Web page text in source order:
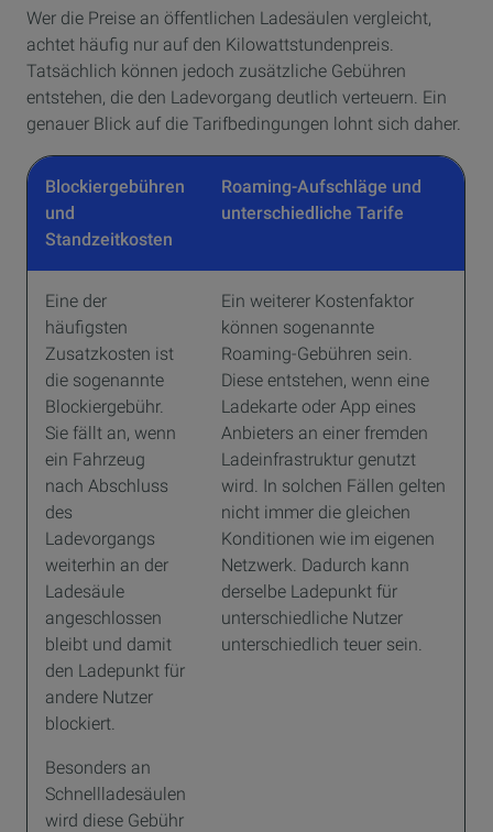
Wer die Preise an öffentlichen Ladesäulen vergleicht,
achtet häufig nur auf den Kilowattstundenpreis.
Tatsächlich können jedoch zusätzliche Gebühren
entstehen, die den Ladevorgang deutlich verteuern. Ein
genauer Blick auf die Tarifbedingungen lohnt sich daher.
Blockiergebühren
und
Standzeitkosten
Roaming-Aufschläge und
unterschiedliche Tarife
Eine der
häufigsten
Zusatzkosten ist
die sogenannte
Blockiergebühr.
Sie fällt an, wenn
ein Fahrzeug
nach Abschluss
des
Ladevorgangs
weiterhin an der
Ladesäule
angeschlossen
bleibt und damit
den Ladepunkt für
andere Nutzer
blockiert.
Besonders an
Schnellladesäulen
wird diese Gebühr
Ein weiterer Kostenfaktor
können sogenannte
Roaming-Gebühren sein.
Diese entstehen, wenn eine
Ladekarte oder App eines
Anbieters an einer fremden
Ladeinfrastruktur genutzt
wird. In solchen Fällen gelten
nicht immer die gleichen
Konditionen wie im eigenen
Netzwerk. Dadurch kann
derselbe Ladepunkt für
unterschiedliche Nutzer
unterschiedlich teuer sein.